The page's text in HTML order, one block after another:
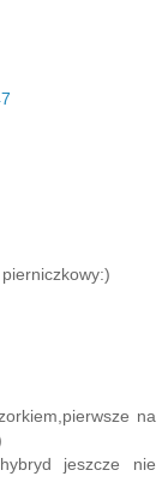
na
jeszcze nie